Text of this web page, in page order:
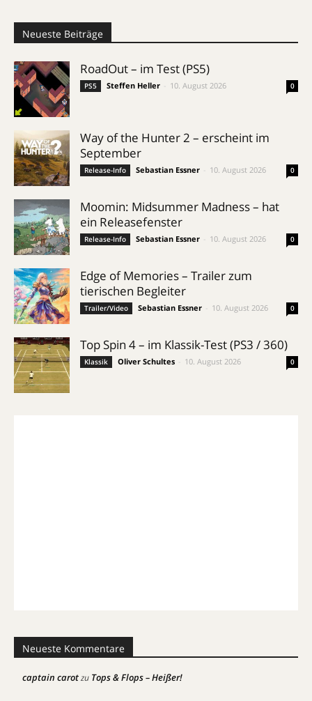
Neueste Beiträge
RoadOut – im Test (PS5)
PS5 Steffen Heller 10. August 2026 0
Way of the Hunter 2 – erscheint im
September
Release-Info Sebastian Essner 10. August 2026 0
Moomin: Midsummer Madness – hat
ein Releasefenster
Release-Info Sebastian Essner 10. August 2026 0
Edge of Memories – Trailer zum
tierischen Begleiter
Trailer/Video Sebastian Essner 10. August 2026 0
Top Spin 4 – im Klassik-Test (PS3 / 360)
Klassik Oliver Schultes 10. August 2026 0
Neueste Kommentare
captain carotzu Tops & Flops – Heißer!